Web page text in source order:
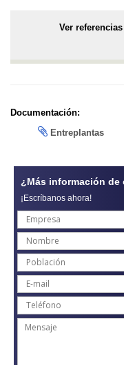
Ver
Documentación:
Entreplantas
¿Más información de
¡Escríbanos ahora!